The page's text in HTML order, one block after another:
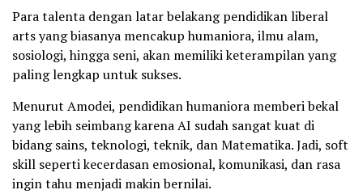
Para talenta dengan latar belakang pendidikan liberal
arts yang biasanya mencakup humaniora, ilmu alam,
sosiologi, hingga seni, akan memiliki keterampilan yang
paling lengkap untuk sukses.
Menurut Amodei, pendidikan humaniora memberi bekal
yang lebih seimbang karena AI sudah sangat kuat di
bidang sains, teknologi, teknik, dan Matematika. Jadi, soft
skill seperti kecerdasan emosional, komunikasi, dan rasa
ingin tahu menjadi makin bernilai.